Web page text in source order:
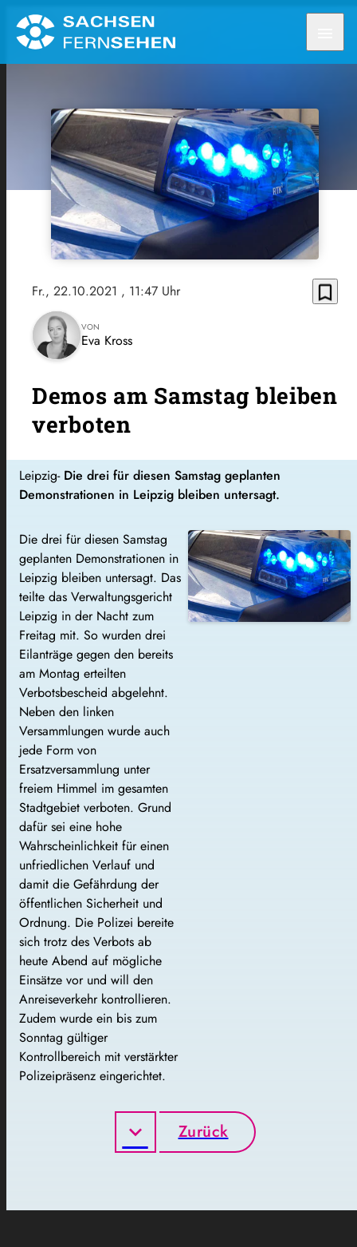
Fr., 22.10.2021 , 11:47 Uhr bookmark_border
VON
Eva Kross
Demos am Samstag bleiben
verboten
Leipzig- Die drei für diesen Samstag geplanten
Demonstrationen in Leipzig bleiben untersagt.
Die drei für diesen Samstag
geplanten Demonstrationen in
Leipzig bleiben untersagt. Das
teilte das Verwaltungsgericht
Leipzig in der Nacht zum
Freitag mit. So wurden drei
Eilanträge gegen den bereits
am Montag erteilten
Verbotsbescheid abgelehnt.
Neben den linken
Versammlungen wurde auch
jede Form von
Ersatzversammlung unter
freiem Himmel im gesamten
Stadtgebiet verboten. Grund
dafür sei eine hohe
Wahrscheinlichkeit für einen
unfriedlichen Verlauf und
damit die Gefährdung der
öffentlichen Sicherheit und
Ordnung. Die Polizei bereite
sich trotz des Verbots ab
heute Abend auf mögliche
Einsätze vor und will den
Anreiseverkehr kontrollieren.
Zudem wurde ein bis zum
Sonntag gültiger
Kontrollbereich mit verstärkter
Polizeipräsenz eingerichtet.
Zurück